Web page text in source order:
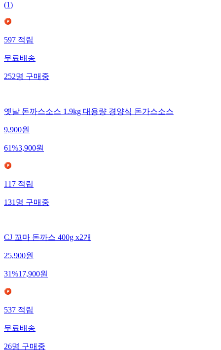
(1)
597 적립
무료배송
252명 구매중
옛날 돈까스소스 1.9kg 대용량 경양식 돈가스소스
9,900원
61%3,900원
117적립
131명구매중
CJ 꼬마 돈까스 400g x2개
25,900원
31%17,900원
537적립
무료배송